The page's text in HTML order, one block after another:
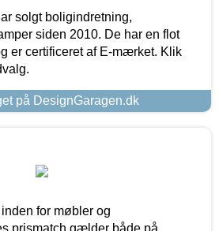
solgt boligindretning,
siden 2010. De har en flot
er certificeret af E-mærket. Klik
på DesignGaragen.dk
for møbler og
prismatch gælder både på